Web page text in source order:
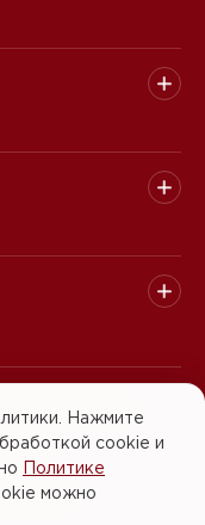
защищены.
данных
Нажмите
cookie и
Политике
можно